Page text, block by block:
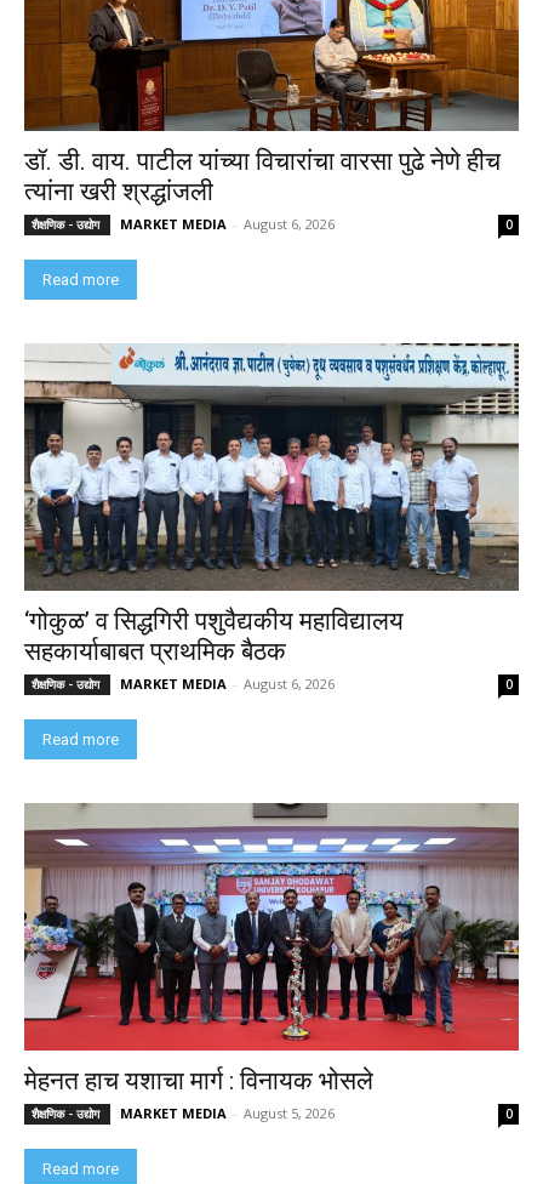
डॉ. डी. वाय. पाटील यांच्या विचारांचा वारसा पुढे नेणे हीच
त्यांना खरी श्रद्धांजली
शैक्षणिक - उद्योग MARKET MEDIA - August 6, 2026 0
Read more
‘गोकुळ’ व सिद्धगिरी पशुवैद्यकीय महाविद्यालय
सहकार्याबाबत प्राथमिक बैठक
शैक्षणिक - उद्योग MARKET MEDIA - August 6, 2026 0
Read more
मेहनत हाच यशाचा मार्ग : विनायक भोसले
शैक्षणिक - उद्योग MARKET MEDIA - August 5, 2026 0
Read more